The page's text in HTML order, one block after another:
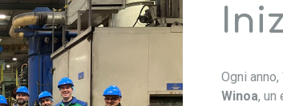
Ogni
Winoa, un